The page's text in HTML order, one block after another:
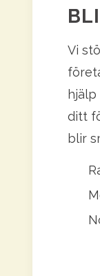
Vi
ditt
blir